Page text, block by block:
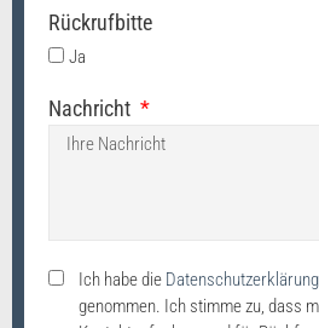
Rückrufbitte
Ja
Nachricht
Ich habe die Datenschutzerklärung
genommen. Ich stimme zu, dass